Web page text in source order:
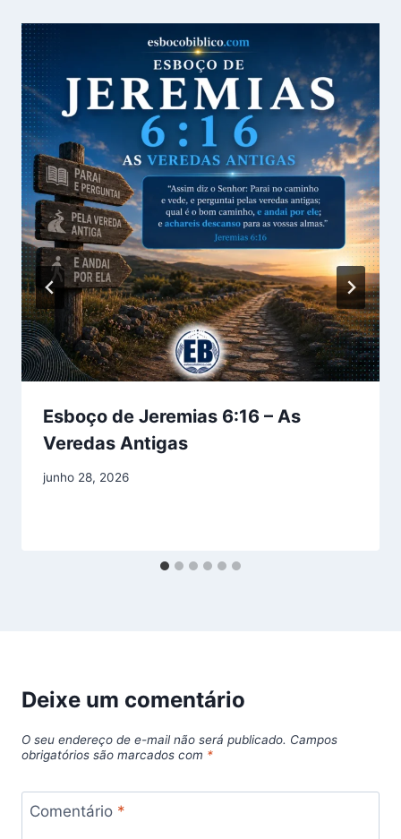
Esboço de Jeremias 6:16 – As
Veredas Antigas
junho 28, 2026
Deixe um comentário
O seu endereço de e-mail não será publicado. Campos
obrigatórios são marcados com *
Comentário *